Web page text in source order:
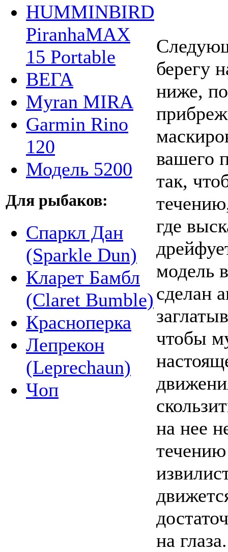
HUMMINBIRD
PiranhaMAX
15 Portable
ВЕГА
Myran MIRA
Garmin Rino
120
Модель 5200
Для рыбаков:
Спаркл Дан
(Sparkle Dun)
Кларет Бамбл
(Claret Bumble)
Красноперка
Лепрекон
(Leprechaun)
Чоп
берегу
ниже,
вашего
так,
где
модель
сделан
чтобы
на нее
на глаза.